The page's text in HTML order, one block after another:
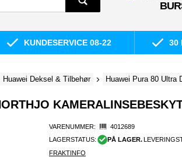
KUNDESERVICE 08-22 30
Huawei Deksel & Tilbehør Huawei Pura 80 Ultra
VARENUMMER:
4012689
LAGERSTATUS:
PÅ LAGER.
FRAKTINFO